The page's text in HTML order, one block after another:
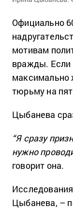
Официально
мотивам
вражды. Если
максимально
тюрьму на
Цыбанева
“Я сразу
нужно
говорит она.
Цыбанева, –